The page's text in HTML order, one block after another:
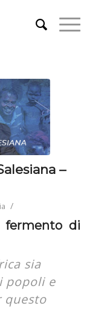
–
/
fermento di
sia
popoli e
questo